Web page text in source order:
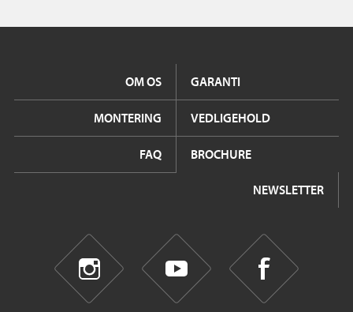
OM OS GARANTI
MONTERING VEDLIGEHOLD
FAQ BROCHURE
NEWSLETTER